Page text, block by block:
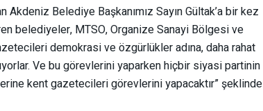
Belediye Başkanımız Sayın Gültak’a bir kez
belediyeler, MTSO, Organize Sanayi Bölgesi ve
demokrasi ve özgürlükler adına, daha rahat
Ve bu görevlerini yaparken hiçbir siyasi partinin
kent gazetecileri görevlerini yapacaktır” şeklinde